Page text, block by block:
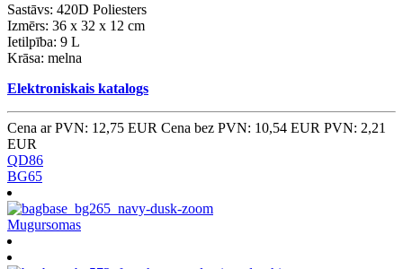
Sastāvs: 420D Poliesters
Izmērs: 36 x 32 x 12 cm
Ietilpība: 9 L
Krāsa: melna
Elektroniskais katalogs
Cena ar PVN: 12,75 EUR Cena bez PVN: 10,54 EUR PVN: 2,21
EUR
QD86
BG65
Mugursomas